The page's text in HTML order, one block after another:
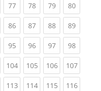
77(current)
78(current)
79(current)
80
86(current)
87(current)
88(current)
89
95(current)
96(current)
97(current)
98
104(current)
105(current)
106(current)
107
113(current)
114(current)
115(current)
116